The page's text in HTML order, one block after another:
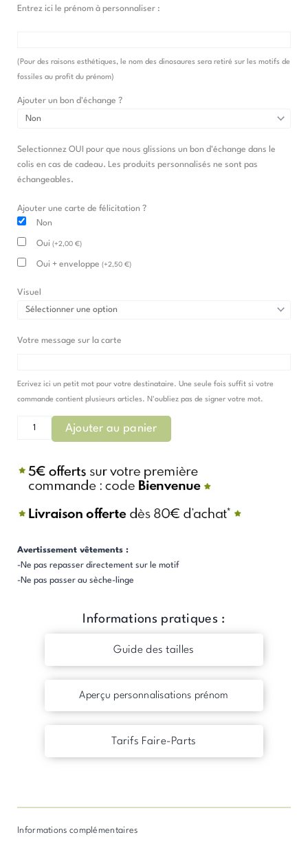
Entrez ici le prénom à personnaliser :
(Pour des raisons esthétiques, le nom des dinosaures sera retiré sur les motifs de
fossiles au profit du prénom)
Ajouter un bon d'échange ?
Selectionnez OUI pour que nous glissions un bon d'échange dans le
colis en cas de cadeau. Les produits personnalisés ne sont pas
échangeables.
Ajouter une carte de félicitation ?
Non
Oui (+2,00 €)
Oui + enveloppe (+2,50 €)
Visuel
Votre message sur la carte
Ecrivez ici un petit mot pour votre destinataire. Une seule fois suffit si votre
commande contient plusieurs articles. N'oubliez pas de signer votre mot.
Ajouter au panier
Avertissement vêtements :
-Ne pas repasser directement sur le motif
-Ne pas passer au sèche-linge
Informations pratiques :
Guide des tailles
Aperçu personnalisations prénom
Tarifs Faire-Parts
Informations complémentaires